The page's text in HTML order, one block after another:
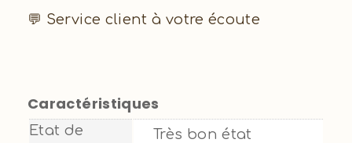
💬 Service client à votre écoute
Caractéristiques
Etat de
Très bon état